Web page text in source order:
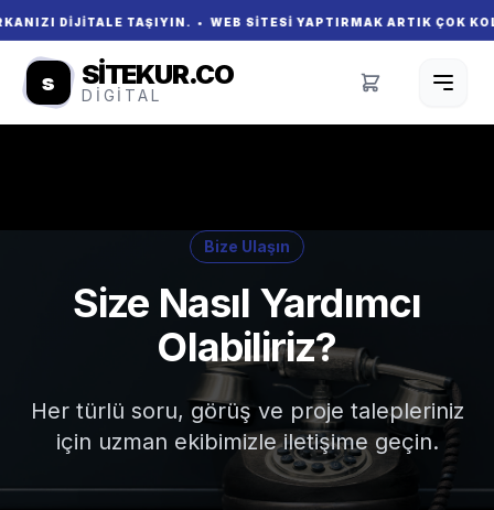
DIJITALE TAŞIYIN. • WEB SITESI YAPTIRMAK ARTIK ÇOK
s SITEKUR.CO
DIGITAL
Bize Ulaşın
Size Nasıl Yardımcı
Olabiliriz?
Her türlü soru, görüş ve proje talepleriniz
için uzman ekibimizle iletişime geçin.